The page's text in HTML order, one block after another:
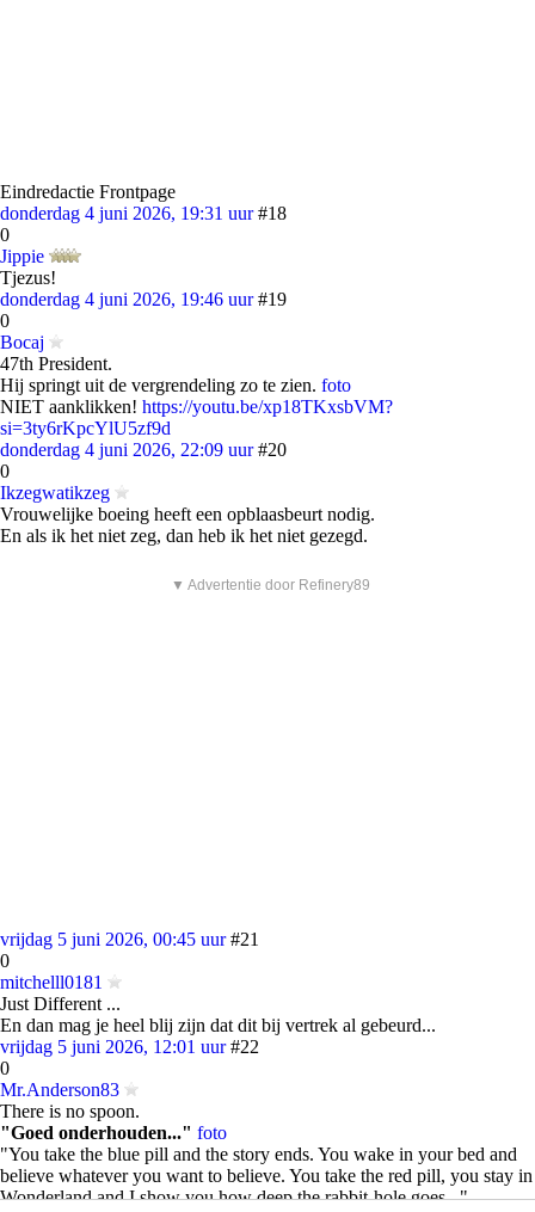
Eindredactie Frontpage
donderdag 4 juni 2026, 19:31 uur #18
0
Jippie
Tjezus!
donderdag 4 juni 2026, 19:46 uur #19
0
Bocaj
47th President.
Hij springt uit de vergrendeling zo te zien. foto
NIET aanklikken! https://youtu.be/xp18TKxsbVM?
si=3ty6rKpcYlU5zf9d
donderdag 4 juni 2026, 22:09 uur #20
0
Ikzegwatikzeg
Vrouwelijke boeing heeft een opblaasbeurt nodig.
En als ik het niet zeg, dan heb ik het niet gezegd.
▼ Advertentie door Refinery89
vrijdag 5 juni 2026, 00:45 uur #21
0
mitchelll0181
Just Different ...
En dan mag je heel blij zijn dat dit bij vertrek al gebeurd...
vrijdag 5 juni 2026, 12:01 uur #22
0
Mr.Anderson83
There is no spoon.
"Goed onderhouden..." foto
"You take the blue pill and the story ends. You wake in your bed and
believe whatever you want to believe. You take the red pill, you stay in
Wonderland and I show you how deep the rabbit-hole goes..."